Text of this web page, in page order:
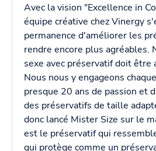
Avec la vision "Excellence in
équipe créative chez Vinergy
permanence d'améliorer les
rendre encore plus agréables.
sexe avec préservatif doit être
Nous nous y engageons
presque 20 ans de passion et
des préservatifs de taille
donc lancé Mister Size sur le
est le préservatif qui
qui protège comme un